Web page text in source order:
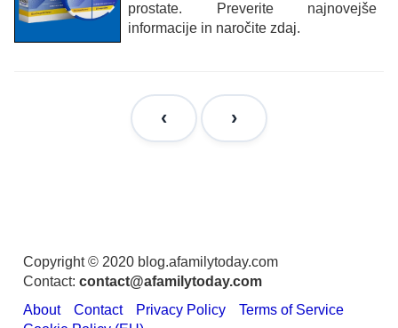
prostate. Preverite najnovejše
informacije in naročite zdaj.
Copyright © 2020 blog.afamilytoday.com
Contact: contact@afamilytoday.com
About
Contact Privacy Policy
Terms of Service